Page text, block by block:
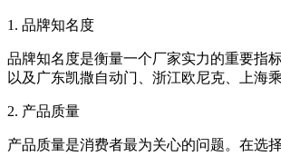
1. 品牌知名度
品牌知名度是衡量一个厂家实力的重要指
以及广东凯撒自动门、浙江欧尼克、上海
2. 产品质量
产品质量是消费者最为关心的问题。在选